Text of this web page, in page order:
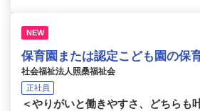
NEW
保育園または認定こども園の保
社会福祉法人照桑福祉会
正社員
＜やりがいと働きやすさ、どちらも